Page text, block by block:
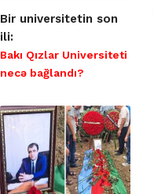
Bir universitetin son
ili:
Bakı Qızlar Universiteti
necə bağlandı?